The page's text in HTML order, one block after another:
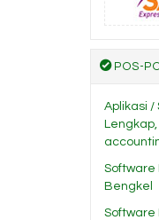
POS-
Aplikasi /
Software
Bengkel
Software